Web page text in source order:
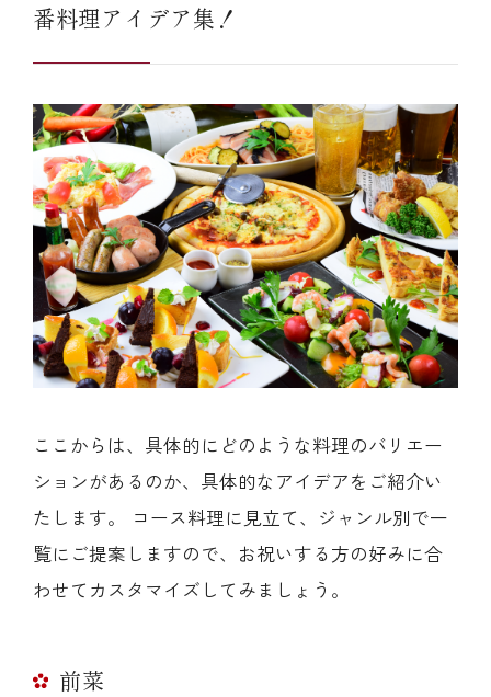
番料理アイデア集！
ここからは、具体的にどのような料理のバリエー
ションがあるのか、具体的なアイデアをご紹介い
たします。 コース料理に見立て、ジャンル別で一
覧にご提案しますので、お祝いする方の好みに合
わせてカスタマイズしてみましょう。
前菜